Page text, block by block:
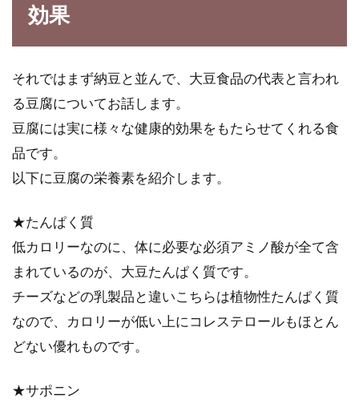
お米1合の重さを知っていますか？
意外と知らないお米の重さ
「10kg」と表記されているのをよく見かけま
納豆やレンコンのネバネバ食材を使
ってサラダ作りをしよう！
ネバネバ食材の代表とも言える「納豆」。ひと
効果
それではまず納豆と並んで、大豆食品の代表と言われ
る豆腐についてお話します。
豆腐には実に様々な健康的効果をもたらせてくれる食
品です。
以下に豆腐の栄養素を紹介します。
★たんぱく質
低カロリーなのに、体に必要な必須アミノ酸が全て含
まれているのが、大豆たんぱく質です。
チーズなどの乳製品と違いこちらは植物性たんぱく質
なので、カロリーが低い上にコレステロールもほとん
どない優れものです。
★サポニン